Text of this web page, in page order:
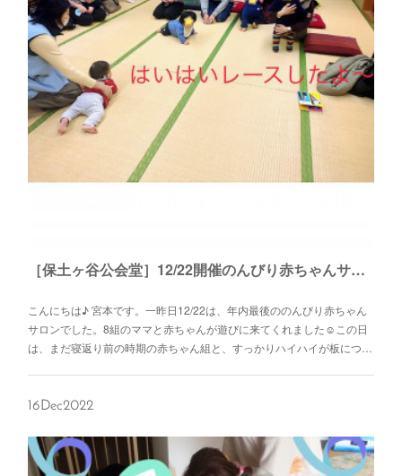
［保土ヶ谷公会堂］12/22開催のんびり赤ちゃんサロン
こんにちは♪ 宮本です。一昨日12/22は、年内最後ののんびり赤ちゃん
サロンでした。8組のママと赤ちゃんが遊びに来てくれました☺️この日
は、まだ寝返り前の時期の赤ちゃん組と、すっかりハイハイが板につ…
16Dec2022